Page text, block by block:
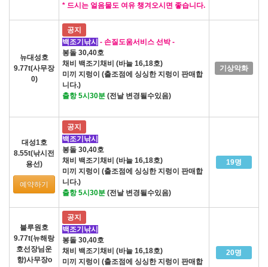
* 드시는 얼음물도 여유 챙겨오시면 좋습니다.
뉴대성호
9.77t(사무장
0)
공지
백조기낚시 - 손질도움서비스 선박 -
봉돌 30,40호
채비 백조기채비 (바늘 16,18호)
미끼 지렁이 (출조점에 싱싱한 지렁이 판매합
니다.)
출항 5시30분 (전날 변경될수있음)
기상악화
대성1호
8.55t(낚시전
용선)
예약하기
공지
백조기낚시
봉돌 30,40호
채비 백조기채비 (바늘 16,18호)
미끼 지렁이 (출조점에 싱싱한 지렁이 판매합
니다.)
출항 5시30분 (전날 변경될수있음)
19명
블루원호
9.77t(뉴해랑
호선장님운
항)사무장o
공지
백조기낚시
봉돌 30,40호
채비 백조기채비 (바늘 16,18호)
미끼 지렁이 (출조점에 싱싱한 지렁이 판매합
20명